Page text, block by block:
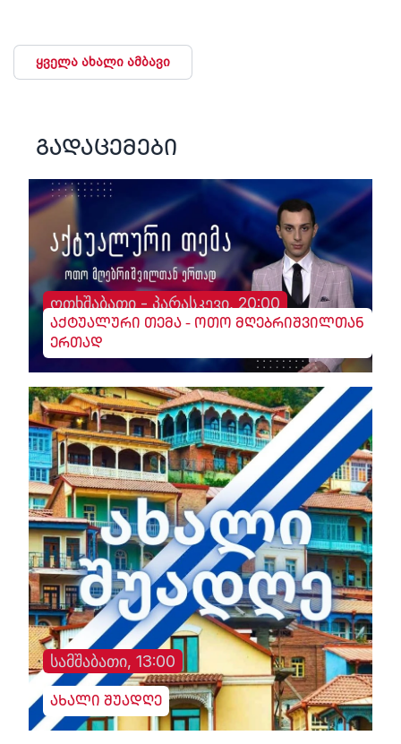
ყველა ახალი ამბავი
გადაცემები
ოთხშაბათი - პარასკევი, 20:00
აქტუალური თემა - ოთო მღებრიშვილთან
ერთად
სამშაბათი, 13:00
ახალი შუადღე